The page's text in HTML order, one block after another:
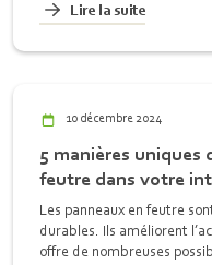
Lire la suite
10 décembre 2024
5 manières uniques
feutre dans votre
Les panneaux en feutre
durables. Ils améliorent
offre de nombreuses